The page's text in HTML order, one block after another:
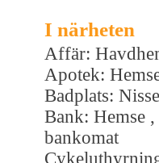
I närheten
Affär:
Apotek:
Badplats:
Bank: Hemse
bankomat